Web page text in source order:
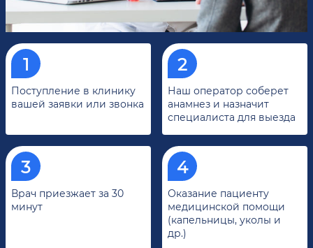
Поступление в клинику
вашей заявки или звонка
Наш оператор соберет
анамнез и назначит
специалиста для выезда
Врач приезжает за 30
минут
Оказание пациенту
медицинской помощи
(капельницы, уколы и
др.)